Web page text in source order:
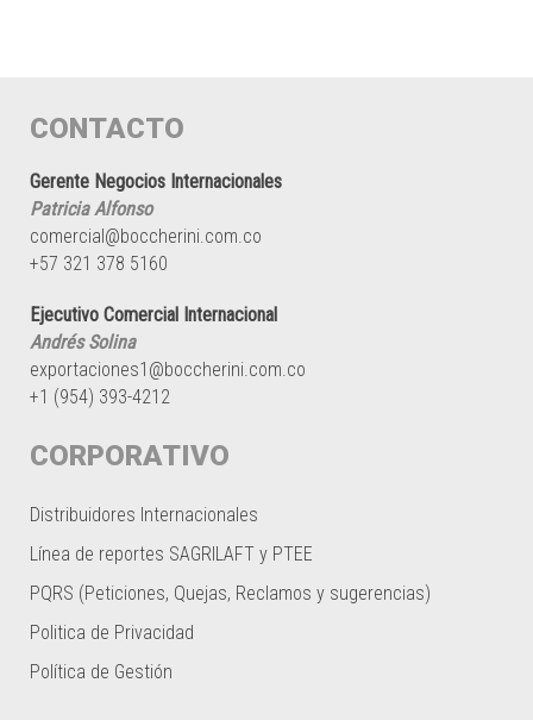
CONTACTO
Gerente Negocios Internacionales
Patricia Alfonso
comercial@boccherini.com.co
+57 321 378 5160
Ejecutivo Comercial Internacional
Andrés Solina
exportaciones1@boccherini.com.co
+1 (954) 393-4212
CORPORATIVO
Distribuidores Internacionales
Línea de reportes SAGRILAFT y PTEE
PQRS (Peticiones, Quejas, Reclamos y sugerencias)
Politica de Privacidad
Política de Gestión